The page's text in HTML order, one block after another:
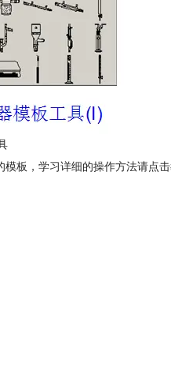
模板，学习详细的操作方法请点击